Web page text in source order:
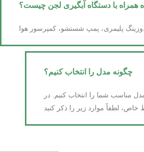
همراه با دستگاه آبگیری لجن چیست؟
چگونه مدل را انتخاب کنیم؟
مناسب شما را انتخاب کنیم. در